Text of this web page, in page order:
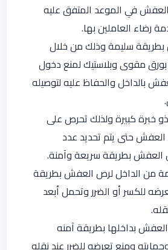
العفش في الموعد المتفق عليه
رضاء العاملين بها.
بطريقة سليمة وذلك من خلال
بورق مقوى وبلاستيك لمنع دخول
بالداخل والحفاظ عليه لتوصيله
ذو خبرة كبيرة ولذلك تحرص على
حتى يتم تحديد عدد
العفش بطريقة سريعة وآمنة.
من الداخل لرص العفش بطريقة
للكسر أو الضرر وتحمل أبعد
بداخلها بطريقة آمنه
ومنع تعرضه للضرر عند نقله